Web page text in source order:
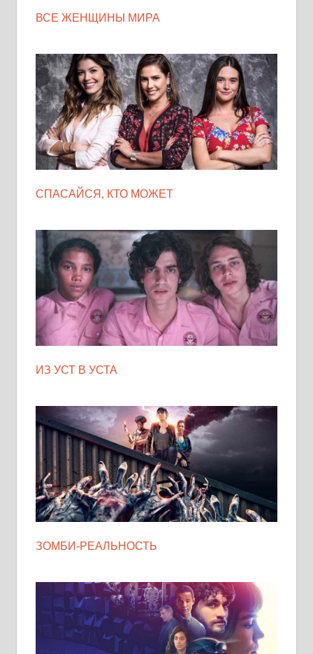
ВСЕ ЖЕНЩИНЫ МИРА
СПАСАЙСЯ, КТО МОЖЕТ
ИЗ УСТ В УСТА
ЗОМБИ-РЕАЛЬНОСТЬ